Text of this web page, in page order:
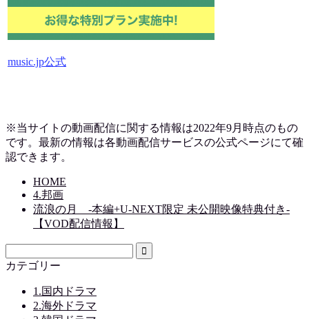
music.jp公式
※当サイトの動画配信に関する情報は2022年9月時点のもの
です。最新の情報は各動画配信サービスの公式ページにて確
認できます。
HOME
4.邦画
流浪の月 -本編+U-NEXT限定 未公開映像特典付き-
【VOD配信情報】
カテゴリー
1.国内ドラマ
2.海外ドラマ